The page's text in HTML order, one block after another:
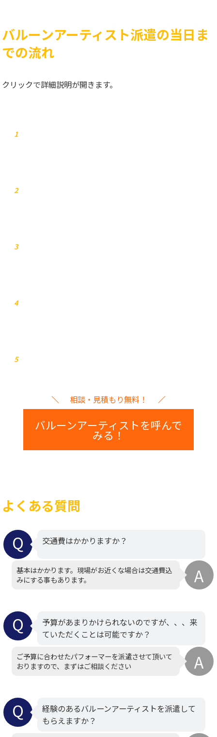
バルーンアーティスト派遣の当日ま
での流れ
クリックで詳細説明が開きます。
1
2
3
4
5
相談・見積もり無料！
バルーンアーティストを呼んで
みる！
よくある質問
交通費はかかりますか？
基本はかかります。現場がお近くな場合は交通費込
みにする事もあります。
予算があまりかけられないのですが、、、来
ていただくことは可能ですか？
ご予算に合わせたパフォーマーを派遣させて頂いて
おりますので、まずはご相談ください
経験のあるバルーンアーティストを派遣して
もらえますか？